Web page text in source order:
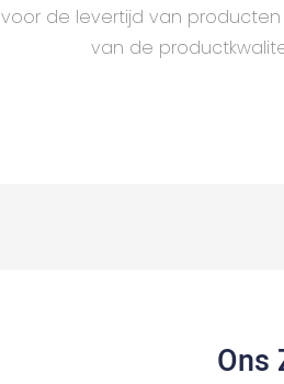
voor de levertijd van
van de
Ons